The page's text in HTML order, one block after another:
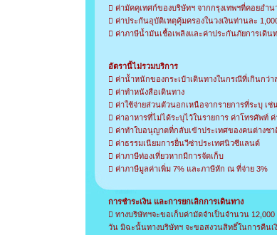
 ค่ามัคคุเทศก์ของบริษัทฯ จากกรุงเทพฯที่คอยอำ
 ค่าประกันอุบัติเหตุคุ้มครองในวงเงินท่านละ
 ค่าภาษีน้ำมันเชื้อเพลิงและค่าประกันภัยการเดิน
อัตรานี้ไม่รวมบริการ
 ค่าน้ำหนักของกระเป๋าเดินทางในกรณีที่เกินกว่
 ค่าทำหนังสือเดินทาง
 ค่าใช้จ่ายส่วนตัวนอกเหนือจากรายการที่ระบุ เช่
 ค่าอาหารที่ไม่ได้ระบุไว้ในรายการ ค่าโทรศัพท์
 ค่าทำใบอนุญาตที่กลับเข้าประเทศของคนต่างช
 ค่าธรรมเนียมการยื่นวีซ่าประเทศนิวซีแลนด์
 ค่าภาษีท่องเที่ยวหากมีการจัดเก็บ
 ค่าภาษีมูลค่าเพิ่ม 7% และภาษีหัก ณ ที่จ่าย 3%
การชำระเงิน และการยกเลิกการเดินทาง
 ทางบริษัทฯจะขอเก็บค่ามัดจำเป็นจำนวน
วัน มิฉะนั้นทางบริษัทฯ จะขอสงวนสิทธิ์ในการคืนเ